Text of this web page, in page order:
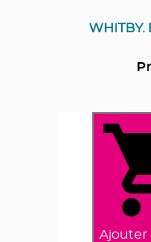
WHITBY.
Ajouter